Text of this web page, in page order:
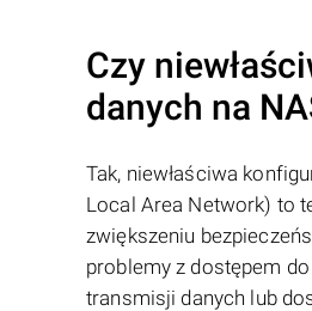
Czy
danych na
Tak, niewłaściwa
Local Area Network) to
zwiększeniu
problemy z dostępem
transmisji danych lub